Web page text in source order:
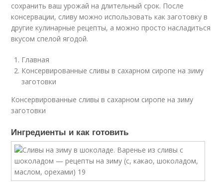
сохранить ваш урожай на длительный срок. После
консервации, сливу можно использовать как заготовку в
другие кулинарные рецепты, а можно просто насладиться
вкусом спелой ягодой.
Главная
Консервированные сливы в сахарном сиропе на зиму
заготовки
Консервированные сливы в сахарном сиропе на зиму
заготовки
Ингредиенты и как готовить